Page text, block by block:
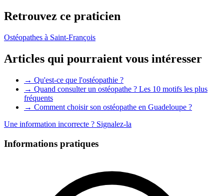
Retrouvez ce praticien
Ostéopathes à Saint-François
Articles qui pourraient vous intéresser
→ Qu'est-ce que l'ostéopathie ?
→ Quand consulter un ostéopathe ? Les 10 motifs les plus
fréquents
→ Comment choisir son ostéopathe en Guadeloupe ?
Une information incorrecte ? Signalez-la
Informations pratiques